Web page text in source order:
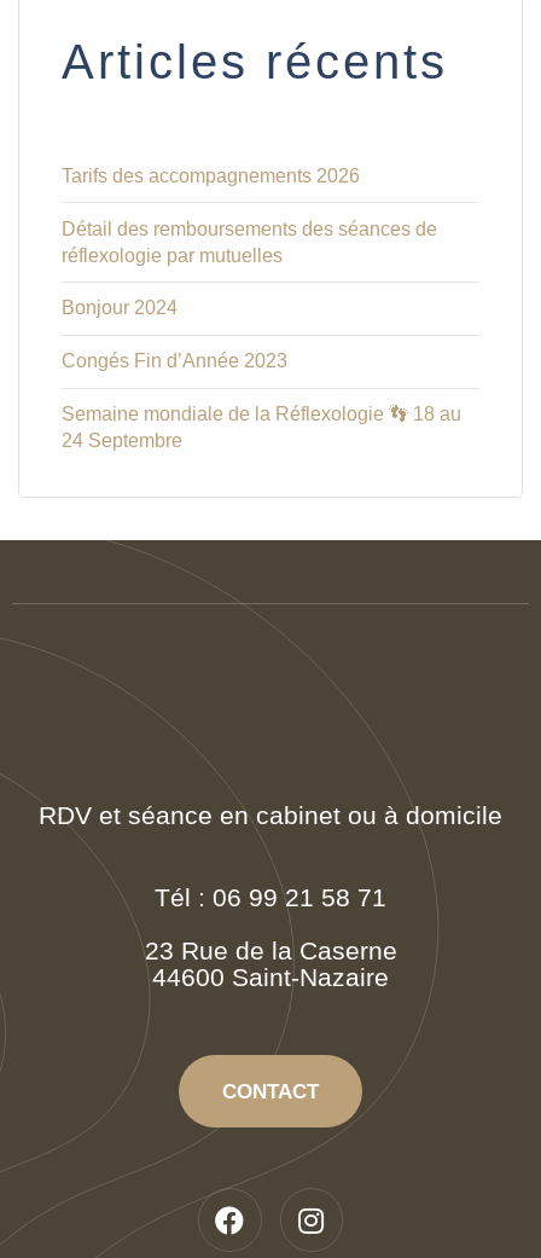
Articles récents
Tarifs des accompagnements 2026
Détail des remboursements des séances de
réflexologie par mutuelles
Bonjour 2024
Congés Fin d’Année 2023
Semaine mondiale de la Réflexologie 👣 18 au
24 Septembre
RDV et séance en cabinet ou à domicile
Tél : 06 99 21 58 71
23 Rue de la Caserne
44600 Saint-Nazaire
CONTACT